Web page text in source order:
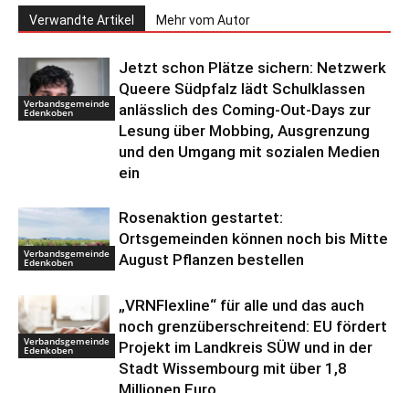
Verwandte Artikel Mehr vom Autor
Verbandsgemeinde
Edenkoben
Jetzt schon Plätze sichern: Netzwerk
Queere Südpfalz lädt Schulklassen
anlässlich des Coming-Out-Days zur
Lesung über Mobbing, Ausgrenzung
und den Umgang mit sozialen Medien
ein
Verbandsgemeinde
Edenkoben
Rosenaktion gestartet:
Ortsgemeinden können noch bis Mitte
August Pflanzen bestellen
Verbandsgemeinde
Edenkoben
„VRNFlexline“ für alle und das auch
noch grenzüberschreitend: EU fördert
Projekt im Landkreis SÜW und in der
Stadt Wissembourg mit über 1,8
Millionen Euro...